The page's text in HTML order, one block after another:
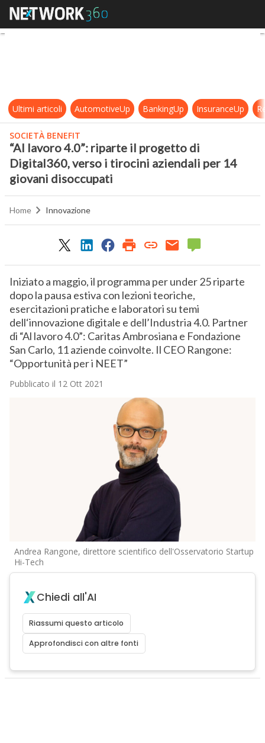
“Al lavoro 4.0”: riparte il progetto
Ultimi articoli AutomotiveUp BankingUp InsuranceUp
SOCIETÀ BENEFIT
“Al lavoro 4.0”: riparte il progetto di
Digital360, verso i tirocini aziendali per 14
giovani disoccupati
Home Innovazione
Iniziato a maggio, il programma per under 25 riparte
dopo la pausa estiva con lezioni teoriche,
esercitazioni pratiche e laboratori su temi
dell‘innovazione digitale e dell’Industria 4.0. Partner
di “Al lavoro 4.0”: Caritas Ambrosiana e Fondazione
San Carlo, 11 aziende coinvolte. Il CEO Rangone:
“Opportunità per i NEET”
Pubblicato il 12 Ott 2021
Andrea Rangone, direttore scientifico dell'Osservatorio Startup
Hi-Tech
Chiedi all'AI
Riassumi questo articolo
Approfondisci con altre fonti